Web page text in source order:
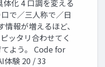
体化 4 ⼝調を変える
⼝で／三⼈称で／⽇
報が増えるほど、
ッタリ合わせてく
よう。 Code for
体験 20 / 33